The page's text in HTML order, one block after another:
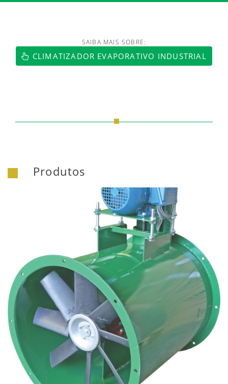
https://www.luftmaxi.com.br/
SAIBA MAIS SOBRE:
CLIMATIZADOR EVAPORATIVO INDUSTRIAL
Produtos